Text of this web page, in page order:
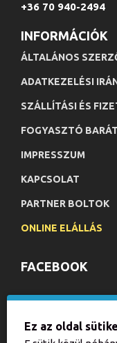
+36 70 940-2494
INFORMÁCIÓK
ÁLTALÁNOS
ADATKEZELÉSI
SZÁLLÍTÁSI ÉS
FOGYASZTÓ
IMPRESSZUM
KAPCSOLAT
PARTNER BOLTOK
ONLINE ELÁLLÁS
FACEBOOK
Ez az oldal